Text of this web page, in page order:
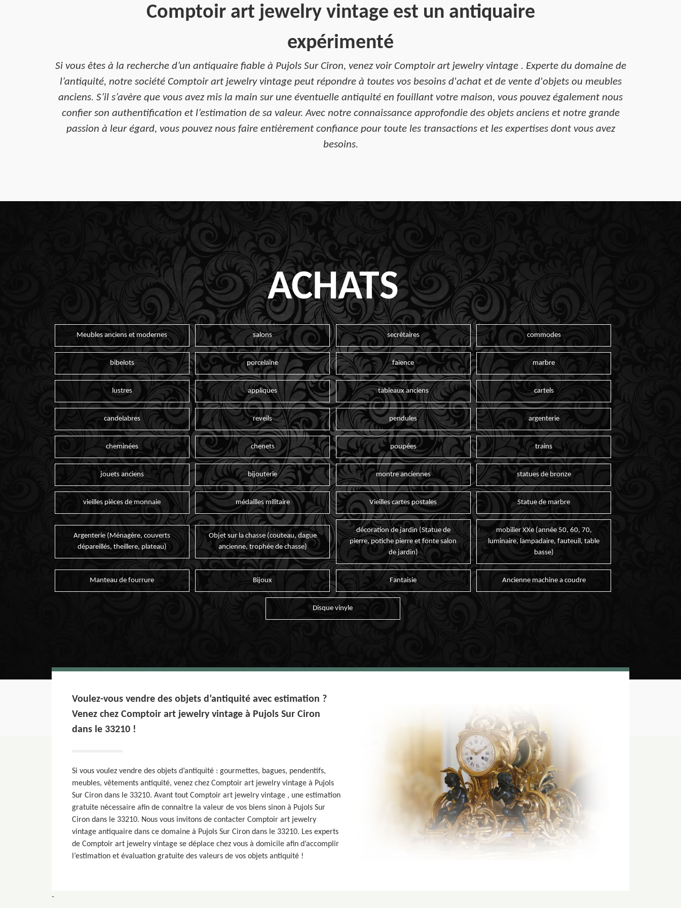
Comptoir art jewelry vintage est un antiquaire
expérimenté
Si vous êtes à la recherche d’un antiquaire fiable à Pujols Sur Ciron, venez voir Comptoir art jewelry vintage . Experte du domaine de
l’antiquité, notre société Comptoir art jewelry vintage peut répondre à toutes vos besoins d'achat et de vente d'objets ou meubles
anciens. S’il s’avère que vous avez mis la main sur une éventuelle antiquité en fouillant votre maison, vous pouvez également nous
confier son authentification et l’estimation de sa valeur. Avec notre connaissance approfondie des objets anciens et notre grande
passion à leur égard, vous pouvez nous faire entièrement confiance pour toute les transactions et les expertises dont vous avez
besoins.
ACHATS
Meubles anciens et modernes salons secrétaires commodes
bibelots porcelaine faïence marbre
lustres appliques tableaux anciens cartels
candelabres reveils pendules argenterie
cheminées chenets poupées trains
jouets anciens bijouterie montre anciennes statues de bronze
vieilles pièces de monnaie médailles militaire Vieilles cartes postales Statue de marbre
Argenterie (Ménagère, couverts
dépareillés, theillere, plateau)
Objet sur la chasse (couteau, dague
ancienne, trophée de chasse)
décoration de jardin (Statue de
pierre, potiche pierre et fonte salon
de jardin)
mobilier XXe (année 50, 60, 70,
luminaire, lampadaire, fauteuil, table
basse)
Manteau de fourrure Bijoux Fantaisie Ancienne machine a coudre
Disque vinyle
Voulez-vous vendre des objets d’antiquité avec estimation ?
Venez chez Comptoir art jewelry vintage à Pujols Sur Ciron
dans le 33210 !
Si vous voulez vendre des objets d’antiquité : gourmettes, bagues, pendentifs,
meubles, vêtements antiquité, venez chez Comptoir art jewelry vintage à Pujols
Sur Ciron dans le 33210. Avant tout Comptoir art jewelry vintage , une estimation
gratuite nécessaire afin de connaitre la valeur de vos biens sinon à Pujols Sur
Ciron dans le 33210. Nous vous invitons de contacter Comptoir art jewelry
vintage antiquaire dans ce domaine à Pujols Sur Ciron dans le 33210. Les experts
de Comptoir art jewelry vintage se déplace chez vous à domicile afin d’accomplir
l’estimation et évaluation gratuite des valeurs de vos objets antiquité !
-